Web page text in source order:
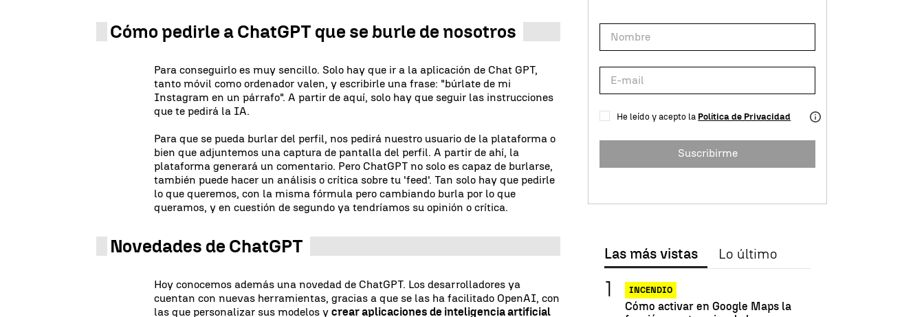
Cómo pedirle a ChatGPT que se burle de nosotros
Para conseguirlo es muy sencillo. Solo hay que ir a la aplicación de Chat GPT,
tanto móvil como ordenador valen, y escribirle una frase: "búrlate de mi
Instagram en un párrafo". A partir de aquí, solo hay que seguir las instrucciones
que te pedirá la IA.
Para que se pueda burlar del perfil, nos pedirá nuestro usuario de la plataforma o
bien que adjuntemos una captura de pantalla del perfil. A partir de ahí, la
plataforma generará un comentario. Pero ChatGPT no solo es capaz de burlarse,
también puede hacer un análisis o crítica sobre tu 'feed'. Tan solo hay que pedirle
lo que queremos, con la misma fórmula pero cambiando burla por lo que
queramos, y en cuestión de segundo ya tendríamos su opinión o crítica.
Novedades de ChatGPT
Hoy conocemos además una novedad de ChatGPT. Los desarrolladores ya
cuentan con nuevas herramientas, gracias a que se las ha facilitado OpenAI, con
las que personalizar sus modelos ycrear aplicaciones de inteligencia artificial
He leído y acepto la Política de Privacidad
Suscribirme
Las más vistas Lo último
INCENDIO
Cómo activar en Google Maps la